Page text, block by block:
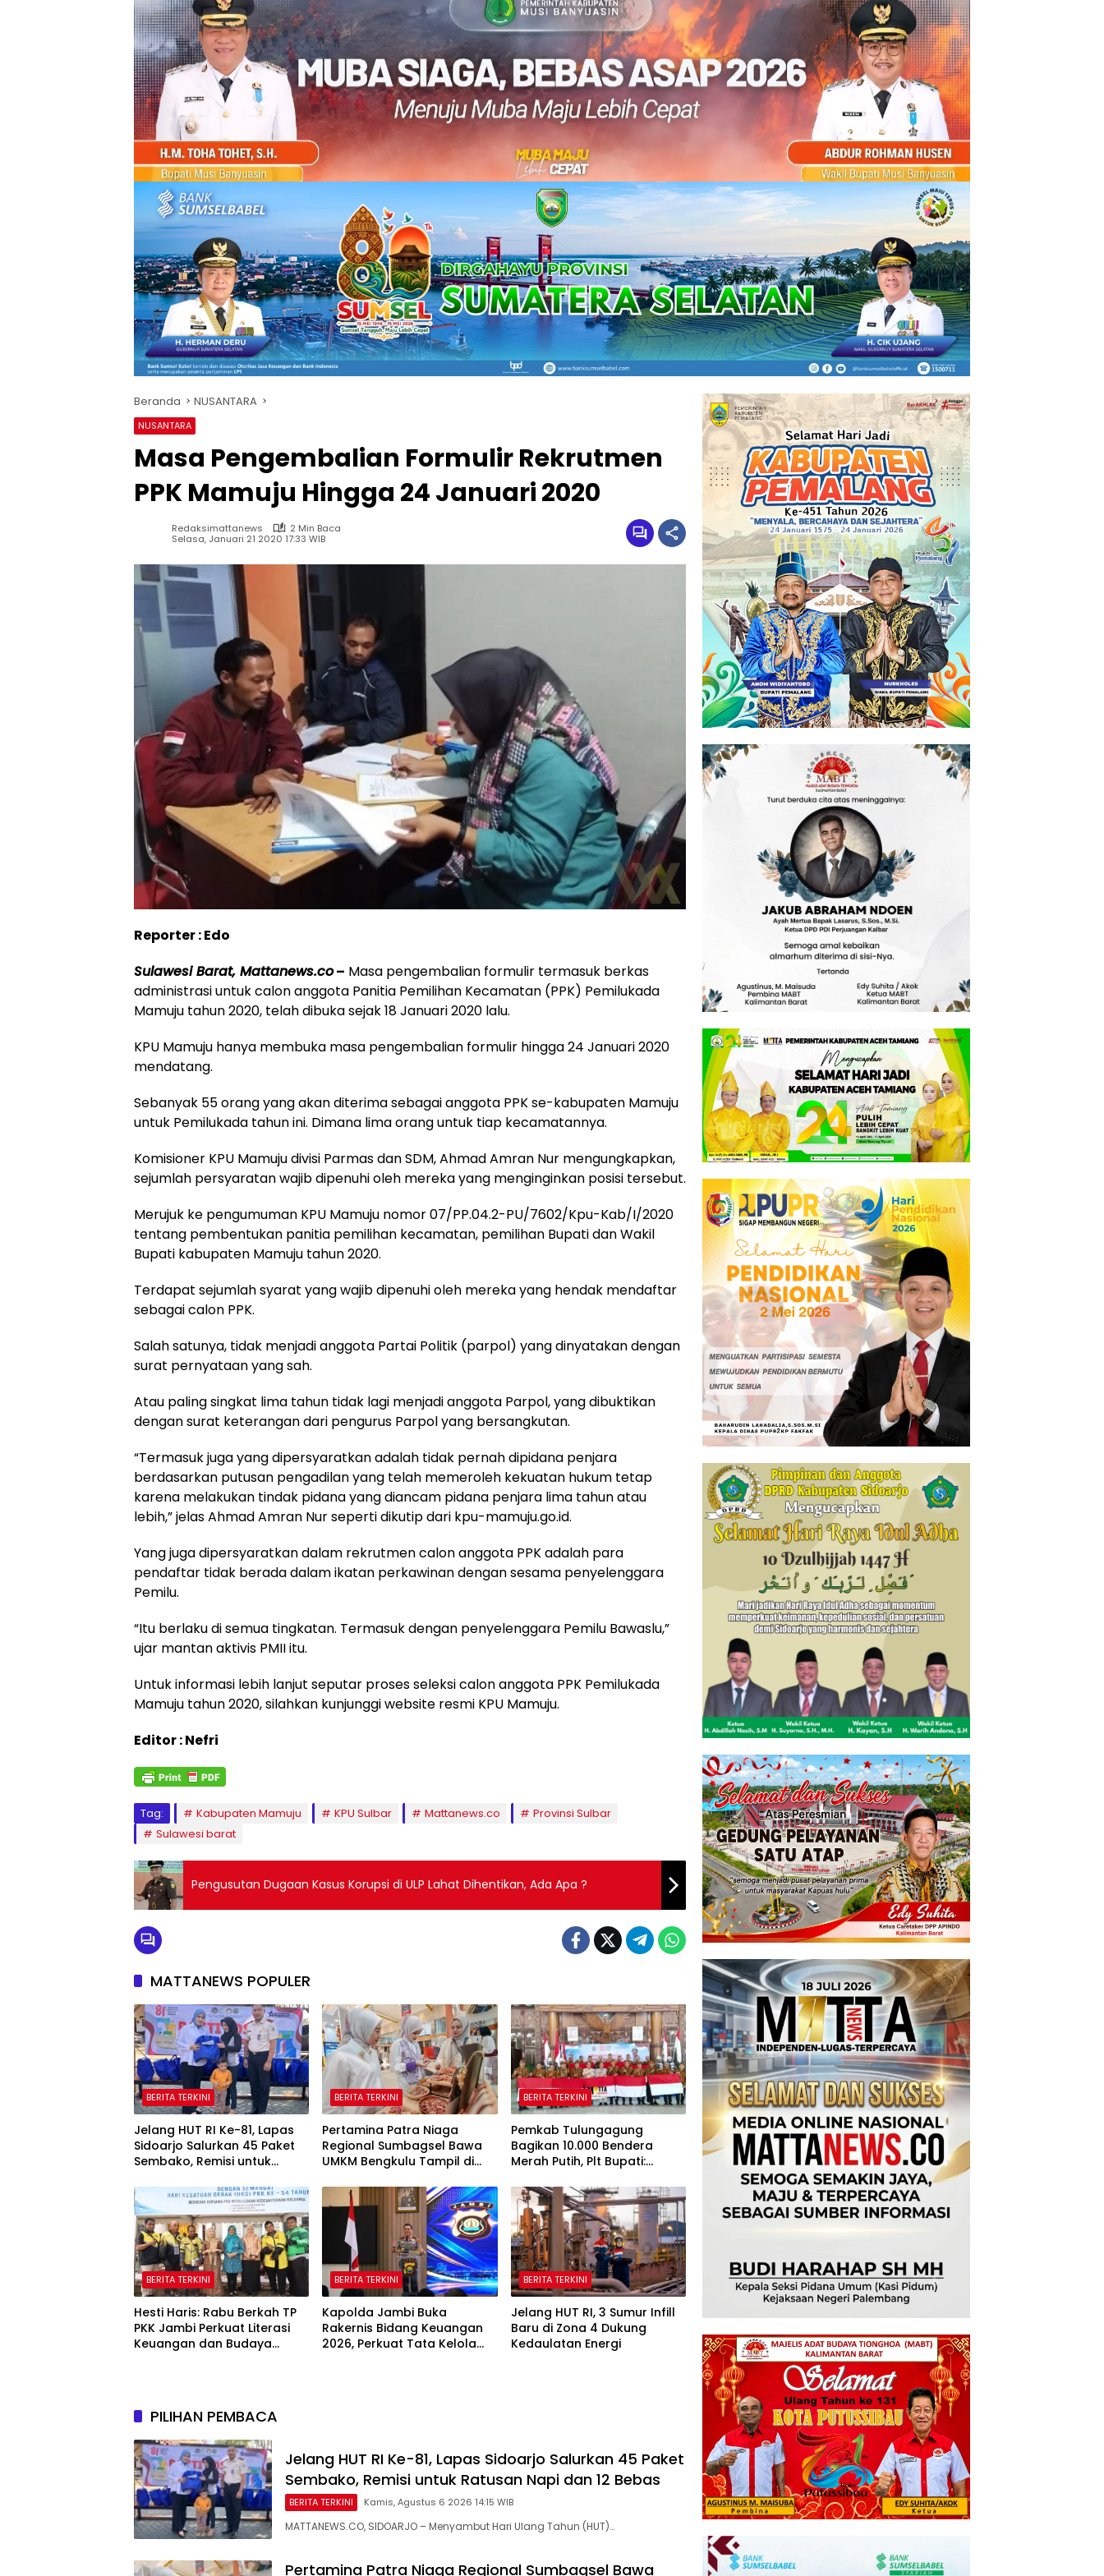
Beranda NUSANTARA
NUSANTARA
Masa Pengembalian Formulir Rekrutmen
PPK Mamuju Hingga 24 Januari 2020
Redaksimattanews
2 Min Baca
Selasa, Januari 21 2020 17:33 WIB
Reporter : Edo
Sulawesi Barat, Mattanews.co– Masa pengembalian formulir termasuk berkas
administrasi untuk calon anggota Panitia Pemilihan Kecamatan (PPK) Pemilukada
Mamuju tahun 2020, telah dibuka sejak 18 Januari 2020 lalu.
KPU Mamuju hanya membuka masa pengembalian formulir hingga 24 Januari 2020
mendatang.
Sebanyak 55 orang yang akan diterima sebagai anggota PPK se-kabupaten Mamuju
untuk Pemilukada tahun ini. Dimana lima orang untuk tiap kecamatannya.
Komisioner KPU Mamuju divisi Parmas dan SDM, Ahmad Amran Nur mengungkapkan,
sejumlah persyaratan wajib dipenuhi oleh mereka yang menginginkan posisi tersebut.
Merujuk ke pengumuman KPU Mamuju nomor 07/PP.04.2-PU/7602/Kpu-Kab/I/2020
tentang pembentukan panitia pemilihan kecamatan, pemilihan Bupati dan Wakil
Bupati kabupaten Mamuju tahun 2020.
Terdapat sejumlah syarat yang wajib dipenuhi oleh mereka yang hendak mendaftar
sebagai calon PPK.
Salah satunya, tidak menjadi anggota Partai Politik (parpol) yang dinyatakan dengan
surat pernyataan yang sah.
Atau paling singkat lima tahun tidak lagi menjadi anggota Parpol, yang dibuktikan
dengan surat keterangan dari pengurus Parpol yang bersangkutan.
“Termasuk juga yang dipersyaratkan adalah tidak pernah dipidana penjara
berdasarkan putusan pengadilan yang telah memeroleh kekuatan hukum tetap
karena melakukan tindak pidana yang diancam pidana penjara lima tahun atau
lebih,” jelas Ahmad Amran Nur seperti dikutip dari kpu-mamuju.go.id.
Yang juga dipersyaratkan dalam rekrutmen calon anggota PPK adalah para
pendaftar tidak berada dalam ikatan perkawinan dengan sesama penyelenggara
Pemilu.
“Itu berlaku di semua tingkatan. Termasuk dengan penyelenggara Pemilu Bawaslu,”
ujar mantan aktivis PMII itu.
Untuk informasi lebih lanjut seputar proses seleksi calon anggota PPK Pemilukada
Mamuju tahun 2020, silahkan kunjunggi website resmi KPU Mamuju.
Editor : Nefri
Tag: Kabupaten Mamuju KPU Sulbar Mattanews.co
Provinsi Sulbar
Sulawesi barat
Pengusutan Dugaan Kasus Korupsi di ULP Lahat Dihentikan, Ada Apa ?
MATTANEWS POPULER
BERITA TERKINI
Jelang HUT RI Ke-81, Lapas
Sidoarjo Salurkan 45 Paket
Sembako, Remisi untuk
BERITA TERKINI
Pertamina Patra Niaga
Regional Sumbagsel Bawa
UMKM Bengkulu Tampil di
2026
BERITA TERKINI
Pemkab Tulungagung
Bagikan 10.000 Bendera
Merah Putih, Plt Bupati:
Setiap Rumah
BERITA TERKINI
Hesti Haris: Rabu Berkah TP
PKK Jambi Perkuat Literasi
Keuangan dan Budaya
BERITA TERKINI
Kapolda Jambi Buka
Rakernis Bidang Keuangan
2026, Perkuat Tata Kelola
BERITA TERKINI
Jelang HUT RI, 3 Sumur Infill
Baru di Zona 4 Dukung
Kedaulatan Energi
PILIHAN PEMBACA
Jelang HUT RI Ke-81, Lapas Sidoarjo Salurkan 45 Paket
Sembako, Remisi untuk Ratusan Napi dan 12 Bebas
BERITA TERKINI Kamis, Agustus 6 2026 14:15 WIB
MATTANEWS.CO, SIDOARJO – Menyambut Hari Ulang Tahun (HUT)…
Pertamina Patra Niaga Regional Sumbagsel Bawa